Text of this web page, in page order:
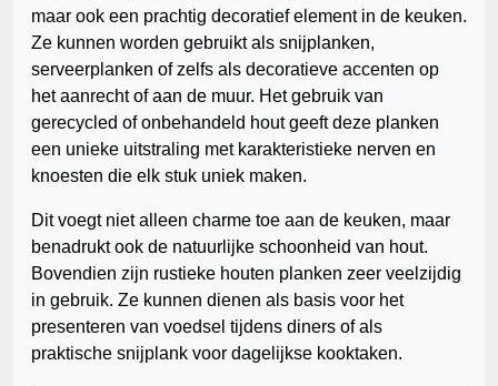
maar ook een prachtig decoratief element in de keuken.
Ze kunnen worden gebruikt als snijplanken,
serveerplanken of zelfs als decoratieve accenten op
het aanrecht of aan de muur. Het gebruik van
gerecycled of onbehandeld hout geeft deze planken
een unieke uitstraling met karakteristieke nerven en
knoesten die elk stuk uniek maken.
Dit voegt niet alleen charme toe aan de keuken, maar
benadrukt ook de natuurlijke schoonheid van hout.
Bovendien zijn rustieke houten planken zeer veelzijdig
in gebruik. Ze kunnen dienen als basis voor het
presenteren van voedsel tijdens diners of als
praktische snijplank voor dagelijkse kooktaken.